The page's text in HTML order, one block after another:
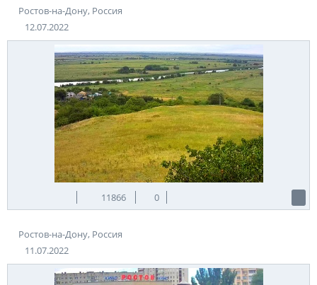
Ростов-на-Дону, Россия
12.07.2022
11866 0
Ростов-на-Дону, Россия
11.07.2022